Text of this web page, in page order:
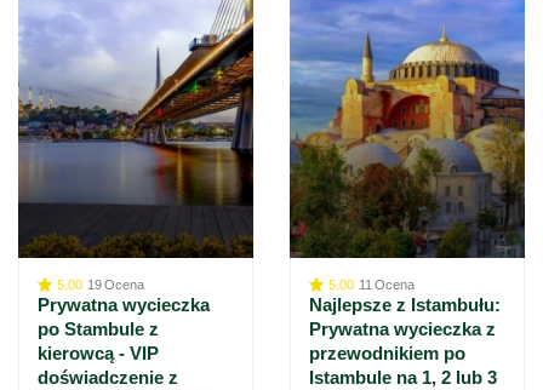
5.00 19Ocena
Prywatna wycieczka
po Stambule z
kierowcą - VIP
doświadczenie z
5.00 11 Ocena
Najlepsze z Istambułu:
Prywatna wycieczka z
przewodnikiem po
Istambule na 1, 2 lub 3